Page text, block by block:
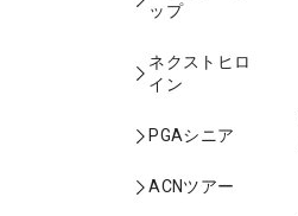
ップ
ネクストヒロ
イン
PGAシニア
ACNツアー